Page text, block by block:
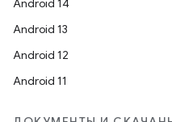
Android 14
Android 13
Android 12
Android 11